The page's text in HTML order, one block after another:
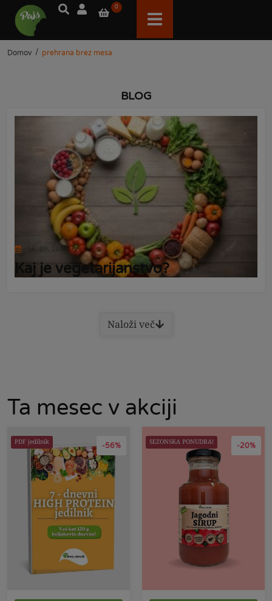
0
Domov / prehrana brez mesa
BLOG
16. 09. 2025
Kaj je vegetarijanstvo?
Naloži več
Ta mesec v akciji
-56%
PDF jedilnik -20%
SEZONSKA PONUDBA!